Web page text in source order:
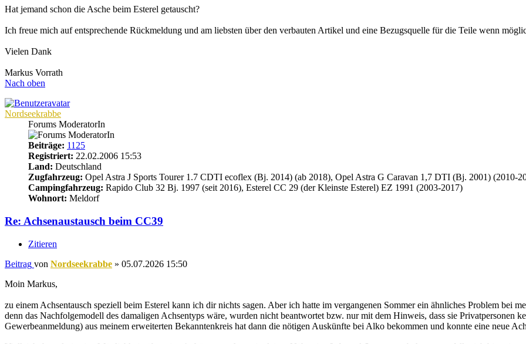
Hat jemand schon die Asche beim Esterel getauscht?
Ich freue mich auf entsprechende Rückmeldung und am liebsten über den verbauten Artikel und eine Bezugsquelle für die Teile wenn
Vielen Dank
Markus Vorrath
Nach oben
Nordseekrabbe
Forums ModeratorIn
Beiträge: 1125
Registriert: 22.02.2006 15:53
Land: Deutschland
Zugfahrzeug: Opel Astra J Sports Tourer 1.7 CDTI ecoflex (Bj. 2014) (ab 2018), Opel Astra G Caravan 1,7 DTI (Bj. 2001) (2010-
Campingfahrzeug: Rapido Club 32 Bj. 1997 (seit 2016), Esterel CC 29 (der Kleinste Esterel) EZ 1991 (2003-2017)
Wohnort: Meldorf
Re: Achsenaustausch beim CC39
Zitieren
Beitrag von Nordseekrabbe » 05.07.2026 15:50
Moin Markus,
zu einem Achsentausch speziell beim Esterel kann ich dir nichts sagen. Aber ich hatte im vergangenen Sommer ein ähnliches Problem bei
denn das Nachfolgemodell des damaligen Achsentyps wäre, wurden nicht beantwortet bzw. nur mit dem Hinweis, dass sie Privatpersonen
Gewerbeanmeldung) aus meinem erweiterten Bekanntenkreis hat dann die nötigen Auskünfte bei Alko bekommen und konnte eine neue